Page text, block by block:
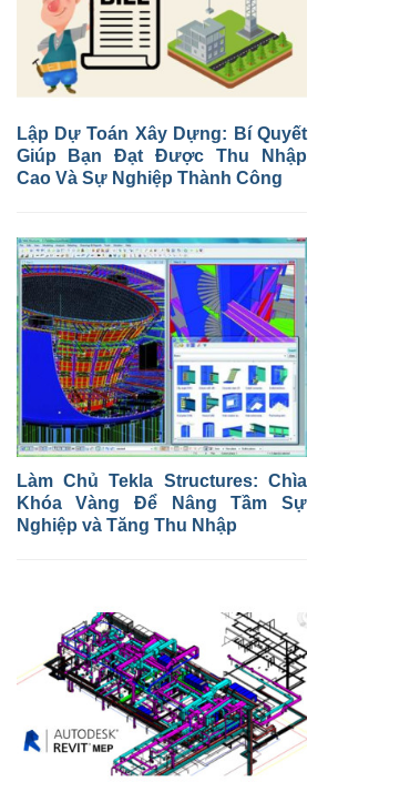
Lập Dự Toán Xây Dựng: Bí Quyết
Giúp Bạn Đạt Được Thu Nhập
Cao Và Sự Nghiệp Thành Công
Làm Chủ Tekla Structures: Chìa
Khóa Vàng Để Nâng Tầm Sự
Nghiệp và Tăng Thu Nhập